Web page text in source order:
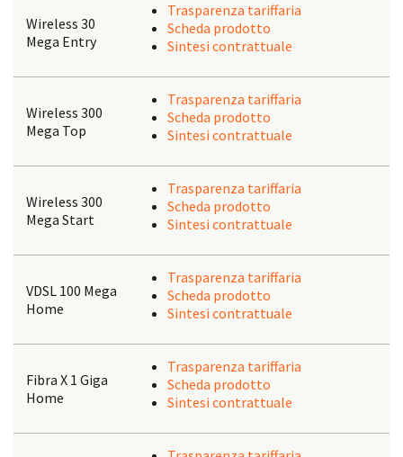
Wireless 30
Mega Entry
Trasparenza tariffaria
Scheda prodotto
Sintesi contrattuale
Wireless 300
Mega Top
Trasparenza tariffaria
Scheda prodotto
Sintesi contrattuale
Wireless 300
Mega Start
Trasparenza tariffaria
Scheda prodotto
Sintesi contrattuale
VDSL 100 Mega
Home
Trasparenza tariffaria
Scheda prodotto
Sintesi contrattuale
Fibra X 1 Giga
Home
Trasparenza tariffaria
Scheda prodotto
Sintesi contrattuale